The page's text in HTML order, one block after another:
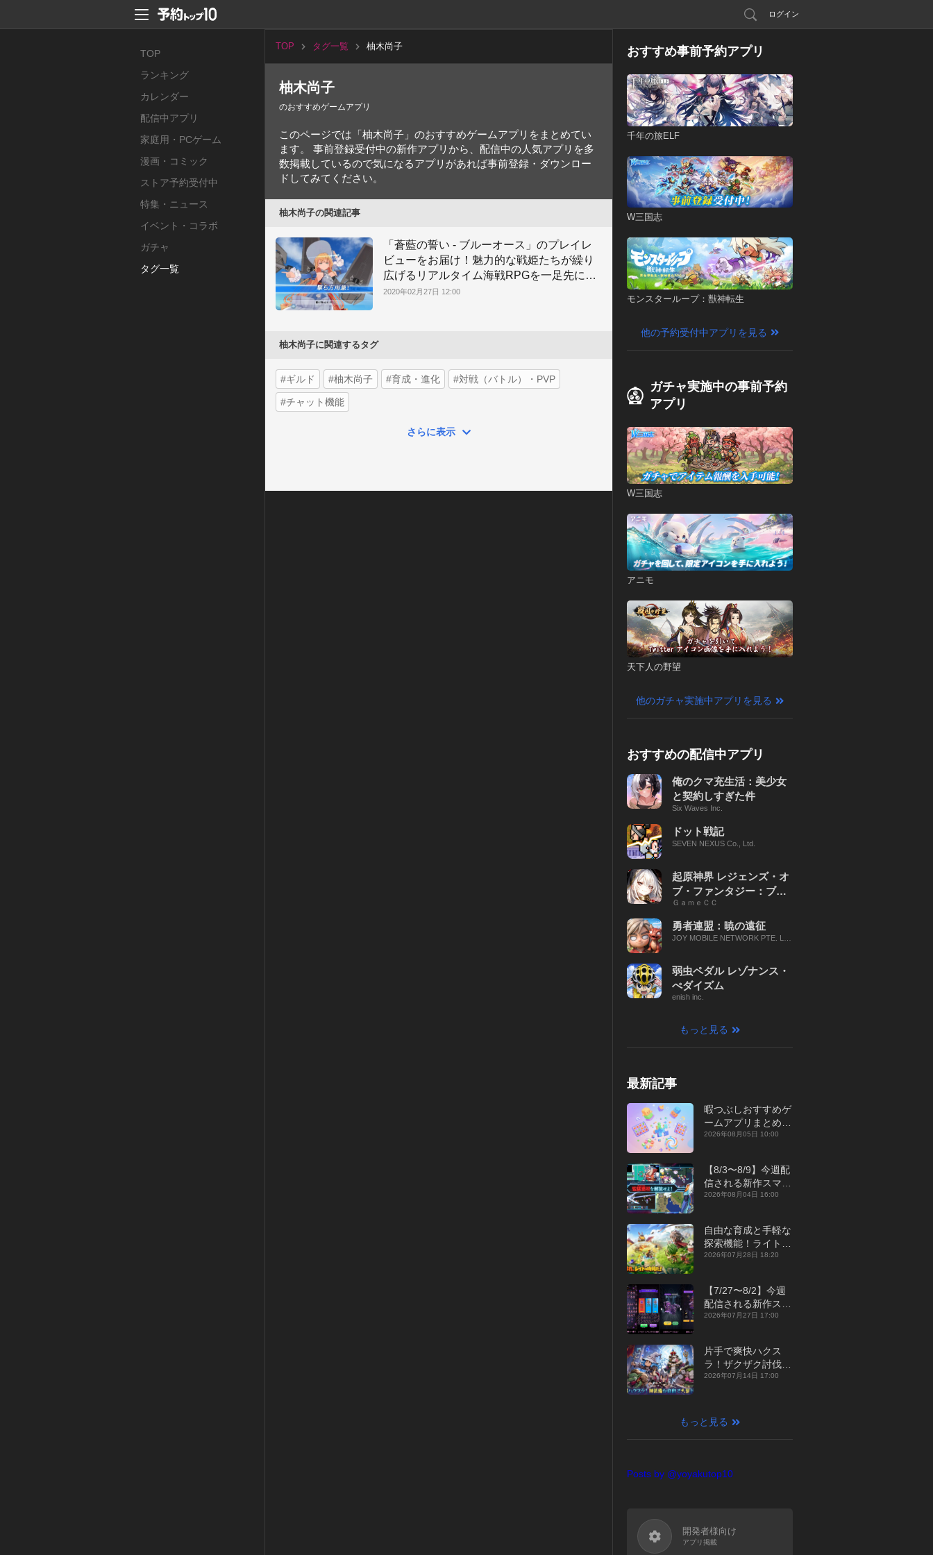
ログイン
TOP
ランキング
カレンダー
配信中アプリ
家庭用・PCゲーム
漫画・コミック
ストア予約受付中
特集・ニュース
イベント・コラボ
ガチャ
タグ一覧
TOP タグ一覧 柚木尚子
柚木尚子
のおすすめゲームアプリ
このページでは「柚木尚子」のおすすめゲームアプリをまとめてい
ます。 事前登録受付中の新作アプリから、配信中の人気アプリを多
数掲載しているので気になるアプリがあれば事前登録・ダウンロー
ドしてみてください。
柚木尚子の関連記事
「蒼藍の誓い - ブルーオース」のプレイレ
ビューをお届け！魅力的な戦姫たちが繰り
広げるリアルタイム海戦RPGを一足先に体
験しました！
2020年02月27日 12:00
柚木尚子に関連するタグ
#ギルド #柚木尚子 #育成・進化 #対戦（バトル）・PVP
#チャット機能
さらに表示
おすすめ事前予約アプリ
千年の旅ELF
W三国志
モンスターループ：獣神転生
他の予約受付中アプリを見る
ガチャ実施中の事前予約
アプリ
W三国志
アニモ
天下人の野望
他のガチャ実施中アプリを見る
おすすめの配信中アプリ
俺のクマ充生活：美少女
と契約しすぎた件
Six Waves Inc.
ドット戦記
SEVEN NEXUS Co., Ltd.
起原神界 レジェンズ・オ
ブ・ファンタジー：ブレ
イブ X
ＧａｍｅＣＣ
勇者連盟：暁の遠征
JOY MOBILE NETWORK PTE. LT
弱虫ペダル レゾナンス・
ぺダイズム
enish inc.
もっと見る
最新記事
暇つぶしおすすめゲ
ームアプリまとめ｜
オフライン対応あり
2026年08月05日 10:00
【8/3〜8/9】今週配
信される新作スマホ
ゲームをまとめてお
2026年08月04日 16:00
自由な育成と手軽な
探索機能！ライトカ
ジュアルMMORPG
征』【最新作PICKU
P】
2026年07月28日 18:20
【7/27〜8/2】今週
配信される新作スマ
ホゲームをまとめて
年】
2026年07月27日 17:00
片手で爽快ハクス
ラ！ザクザク討伐し
て神装備を集める放
【最新作PICKUP】
2026年07月14日 17:00
もっと見る
Posts by @yoyakutop10
開発者様向け
アプリ掲載